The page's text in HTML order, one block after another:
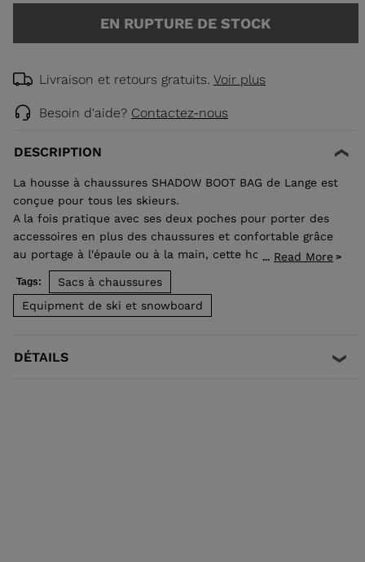
EN RUPTURE DE STOCK
Livraison et retours gratuits. Voir plus
Besoin d'aide? Contactez-nous
DESCRIPTION
La housse à chaussures SHADOW BOOT BAG de Lange est
conçue pour tous les skieurs.
A la fois pratique avec ses deux poches pour porter des
accessoires en plus des chaussures et confortable grâce
au portage à l'épaule ou à la main, cette housse à
chaussures accompagnera facilement vos sorties ski.
... Read More
Tags:
Sacs à chaussures
Equipment de ski et snowboard
DÉTAILS